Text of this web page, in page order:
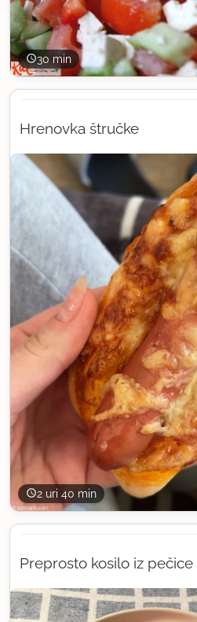
30 min
2 uri 40 min
Hrenovka štručke
Preprosto kosilo iz pečice